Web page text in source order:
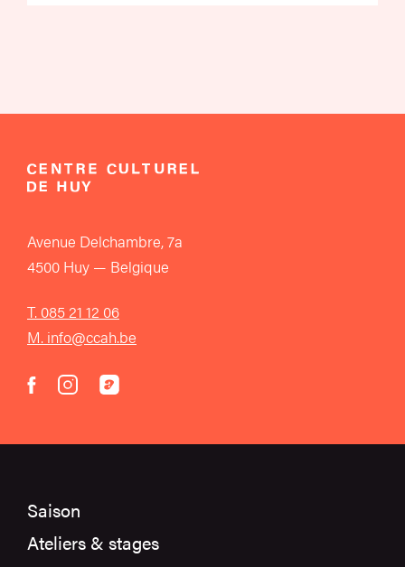
Avenue Delchambre, 7a
4500 Huy — Belgique
T. 085 21 12 06
M. info@ccah.be
facebook
instagram
acast
Saison
Ateliers & stages